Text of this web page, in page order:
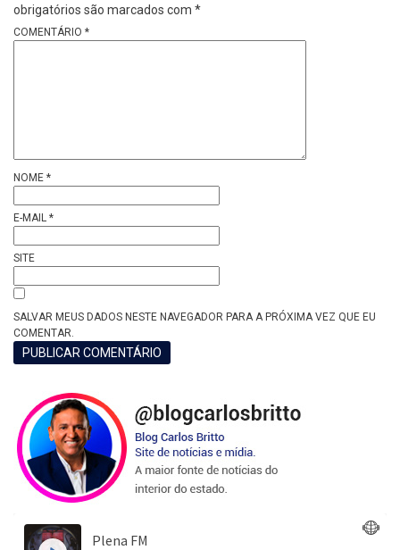
obrigatórios são marcados com *
COMENTÁRIO *
NOME *
E-MAIL *
SITE
SALVAR MEUS DADOS NESTE NAVEGADOR PARA A PRÓXIMA VEZ QUE EU
COMENTAR.